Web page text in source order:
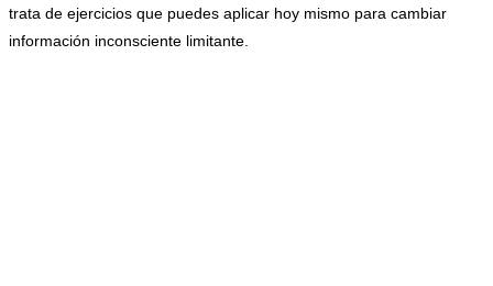
trata de ejercicios que puedes aplicar hoy mismo para cambiar
información inconsciente limitante.